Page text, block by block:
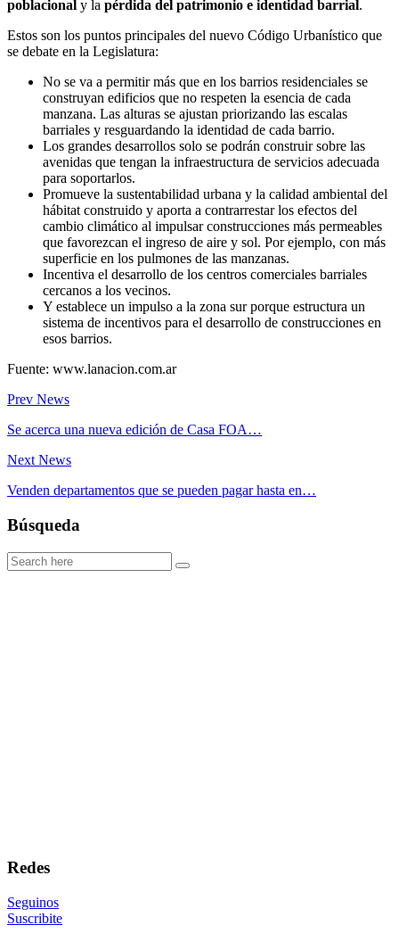
poblacional y la pérdida del patrimonio e identidad barrial .
Estos son los puntos principales del nuevo Código Urbanístico que
se debate en la Legislatura:
No se va a permitir más que en los barrios residenciales se
construyan edificios que no respeten la esencia de cada
manzana. Las alturas se ajustan priorizando las escalas
barriales y resguardando la identidad de cada barrio.
Los grandes desarrollos solo se podrán construir sobre las
avenidas que tengan la infraestructura de servicios adecuada
para soportarlos.
Promueve la sustentabilidad urbana y la calidad ambiental del
hábitat construido y aporta a contrarrestar los efectos del
cambio climático al impulsar construcciones más permeables
que favorezcan el ingreso de aire y sol. Por ejemplo, con más
superficie en los pulmones de las manzanas.
Incentiva el desarrollo de los centros comerciales barriales
cercanos a los vecinos.
Y establece un impulso a la zona sur porque estructura un
sistema de incentivos para el desarrollo de construcciones en
esos barrios.
Fuente: www.lanacion.com.ar
Prev News
Se acerca una nueva edición de Casa FOA…
Next News
Venden departamentos que se pueden pagar hasta en…
Búsqueda
Redes
Seguinos
Suscribite